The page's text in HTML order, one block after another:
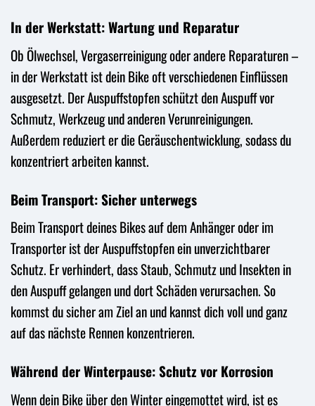
In der Werkstatt: Wartung und Reparatur
Ob Ölwechsel, Vergaserreinigung oder andere Reparaturen –
in der Werkstatt ist dein Bike oft verschiedenen Einflüssen
ausgesetzt. Der Auspuffstopfen schützt den Auspuff vor
Schmutz, Werkzeug und anderen Verunreinigungen.
Außerdem reduziert er die Geräuschentwicklung, sodass du
konzentriert arbeiten kannst.
Beim Transport: Sicher unterwegs
Beim Transport deines Bikes auf dem Anhänger oder im
Transporter ist der Auspuffstopfen ein unverzichtbarer
Schutz. Er verhindert, dass Staub, Schmutz und Insekten in
den Auspuff gelangen und dort Schäden verursachen. So
kommst du sicher am Ziel an und kannst dich voll und ganz
auf das nächste Rennen konzentrieren.
Während der Winterpause: Schutz vor Korrosion
Wenn dein Bike über den Winter eingemottet wird, ist es